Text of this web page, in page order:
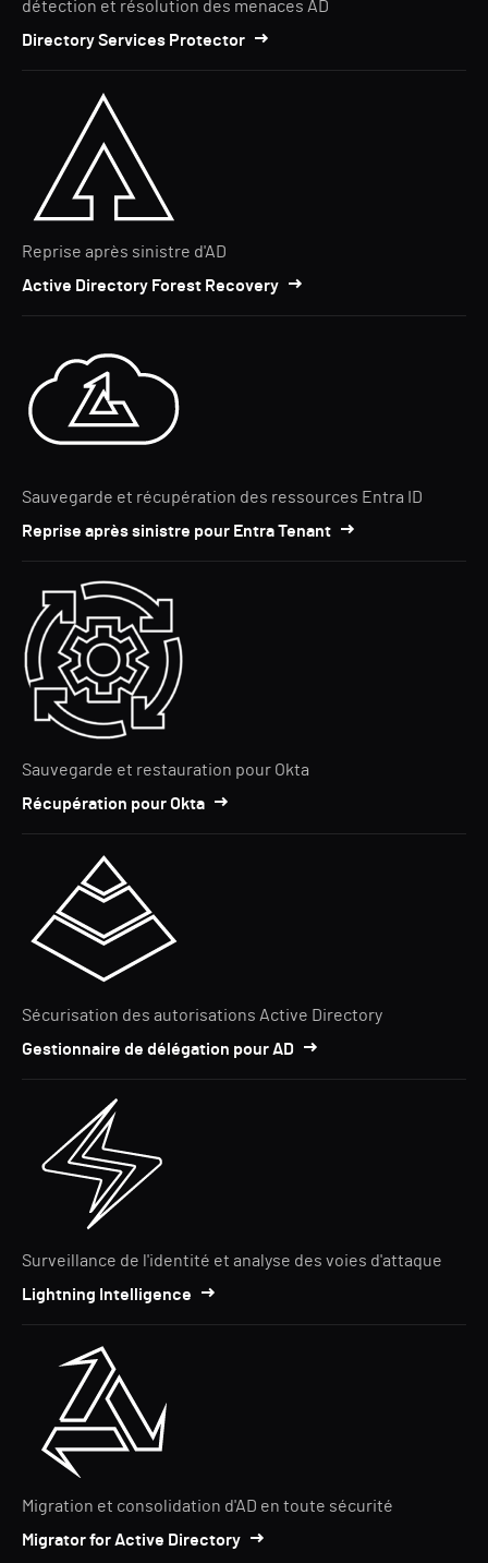
détection et résolution des menaces AD
Directory Services Protector
Reprise après sinistre d'AD
Active Directory Forest Recovery
Sauvegarde et récupération des ressources Entra ID
Reprise après sinistre pour Entra Tenant
Sauvegarde et restauration pour Okta
Récupération pour Okta
Sécurisation des autorisations Active Directory
Gestionnaire de délégation pour AD
Surveillance de l'identité et analyse des voies d'attaque
Lightning Intelligence
Migration et consolidation d'AD en toute sécurité
Migrator for Active Directory